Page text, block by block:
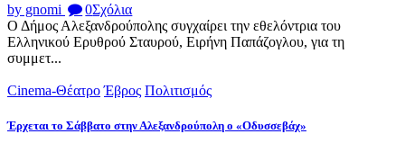
by gnomi 0Σχόλια
Ο Δήμος Αλεξανδρούπολης συγχαίρει την εθελόντρια του
Ελληνικού Ερυθρού Σταυρού, Ειρήνη Παπάζογλου, για τη
συμμετ...
Cinema-Θέατρο Έβρος Πολιτισμός
Έρχεται το Σάββατο στην Αλεξανδρούπολη ο «Οδυσσεβάχ»